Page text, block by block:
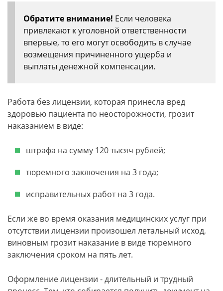
Обратите внимание! Если человека
привлекают к уголовной ответственности
впервые, то его могут освободить в случае
возмещения причиненного ущерба и
выплаты денежной компенсации.
Работа без лицензии, которая принесла вред
здоровью пациента по неосторожности, грозит
наказанием в виде:
штрафа на сумму 120 тысяч рублей;
тюремного заключения на 3 года;
исправительных работ на 3 года.
Если же во время оказания медицинских услуг при
отсутствии лицензии произошел летальный исход,
виновным грозит наказание в виде тюремного
заключения сроком на пять лет.
Оформление лицензии - длительный и трудный